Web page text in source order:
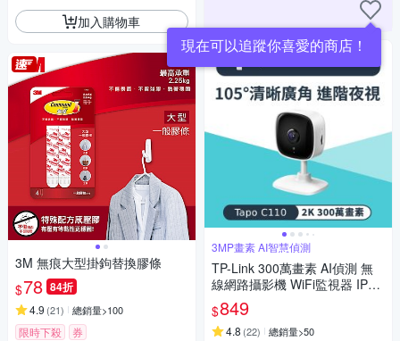
加入購物車
3M 無痕大型掛鉤替換膠條
$78 84折
4.9 (21) 總銷量>100
限時下殺 券
3MP畫素 AI智慧偵測
TP-Link 300萬畫素 AI偵測 無
線網路攝影機 WiFi監視器 IPCA
M (雙向語音/支援512G /寵物/
嬰兒/長輩/Tapo C110
$849
4.8 (22) 總銷量>50